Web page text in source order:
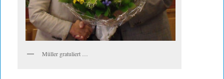
Müller gratuliert …